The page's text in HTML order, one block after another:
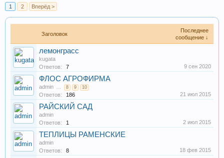
1 2 Вперёд >
Заголовок
Последнее
сообщение ↓
лемонграсс
kugata
Ответов:
7 9 сен 2020
ФЛОС АГРОФИРМА
admin ... 8 9 10
Ответов: 186 21 июл 2015
РАЙСКИЙ САД
admin
Ответов:
1 2 июл 2015
ТЕПЛИЦЫ РАМЕНСКИЕ
admin
Ответов:
8 18 фев 2015